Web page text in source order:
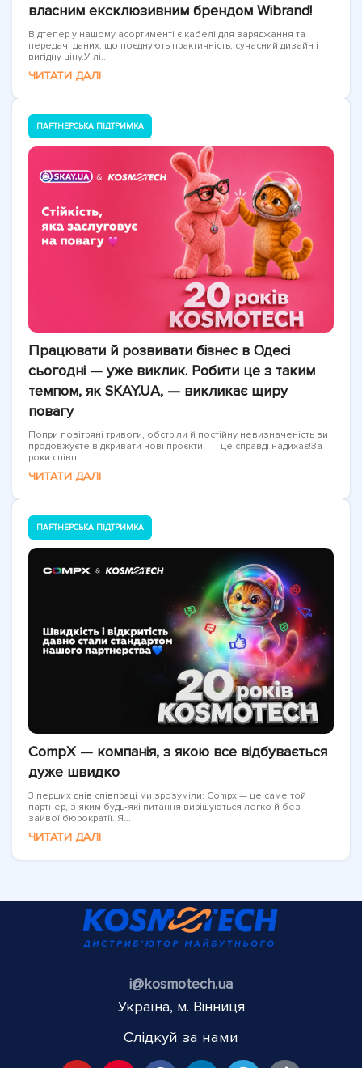
власним ексклюзивним брендом Wibrand!
Відтепер у нашому асортименті є кабелі для заряджання та
передачі даних, що поєднують практичність, сучасний дизайн і
вигідну ціну.У лі...
ЧИТАТИ ДАЛІ
ПАРТНЕРСЬКА ПІДТРИМКА
Працювати й розвивати бізнес в Одесі
сьогодні — уже виклик. Робити це з таким
темпом, як SKAY.UA, — викликає щиру
повагу
Попри повітряні тривоги, обстріли й постійну невизначеність ви
продовжуєте відкривати нові проєкти — і це справді надихає!За
роки співп...
ЧИТАТИ ДАЛІ
ПАРТНЕРСЬКА ПІДТРИМКА
CompX — компанія, з якою все відбувається
дуже швидко
З перших днів співпраці ми зрозуміли: Compx — це саме той
партнер, з яким будь-які питання вирішуються легко й без
зайвої бюрократії. Я...
ЧИТАТИ ДАЛІ
i@kosmotech.ua
Україна, м. Вінниця
Слідкуй за нами